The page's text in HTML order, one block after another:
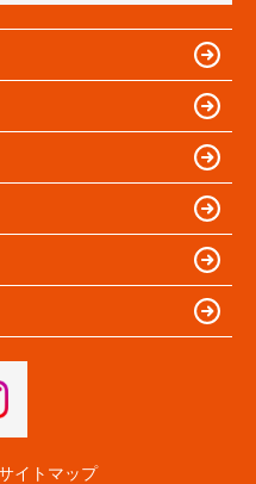
イトマップ